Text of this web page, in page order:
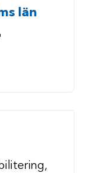
län